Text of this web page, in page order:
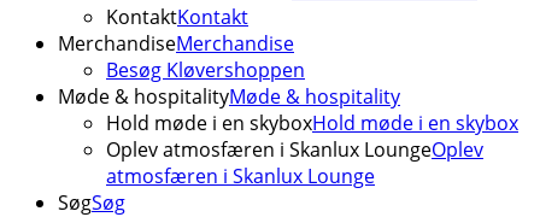
KontaktKontakt
MerchandiseMerchandise
Besøg Kløvershoppen
Møde & hospitalityMøde & hospitality
Hold møde i en skyboxHold møde i en skybox
Oplev atmosfæren i Skanlux LoungeOplev
atmosfæren i Skanlux Lounge
SøgSøg